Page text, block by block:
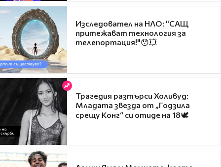
Изследовател на НЛО: "САЩ
притежават технология за
телепортация!"😯💥
Трагедия разтърси Холивуд:
Младата звезда от „Годзила
срещу Конг“ си отиде на 18🕊️